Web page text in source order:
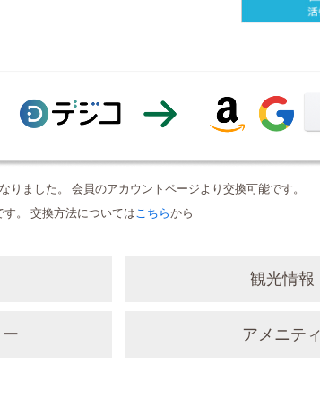
ました。 会員のアカウントページより交換可能です。
す。 交換方法についてはこちらから
観光情報
アメニティ